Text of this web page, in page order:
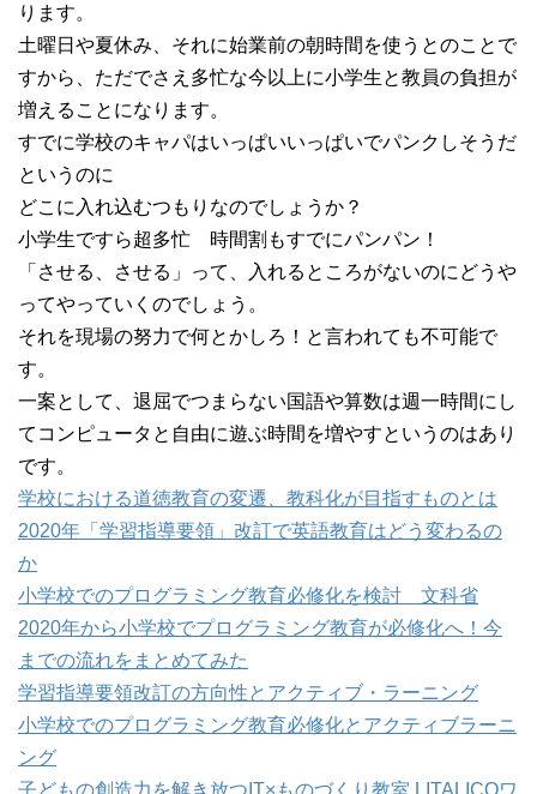
ります。
土曜日や夏休み、それに始業前の朝時間を使うとのことで
すから、ただでさえ多忙な今以上に小学生と教員の負担が
増えることになります。
すでに学校のキャパはいっぱいいっぱいでパンクしそうだ
というのに
どこに入れ込むつもりなのでしょうか？
小学生ですら超多忙 時間割もすでにパンパン！
「させる、させる」って、入れるところがないのにどうや
ってやっていくのでしょう。
それを現場の努力で何とかしろ！と言われても不可能で
す。
一案として、退屈でつまらない国語や算数は週一時間にし
てコンピュータと自由に遊ぶ時間を増やすというのはあり
です。
学校における道徳教育の変遷、教科化が目指すものとは
2020年「学習指導要領」改訂で英語教育はどう変わるの
か
小学校でのプログラミング教育必修化を検討 文科省
2020年から小学校でプログラミング教育が必修化へ！今
までの流れをまとめてみた
学習指導要領改訂の方向性とアクティブ・ラーニング
小学校でのプログラミング教育必修化とアクティブラーニ
ング
子どもの創造力を解き放つIT×ものづくり教室 LITALICOワ